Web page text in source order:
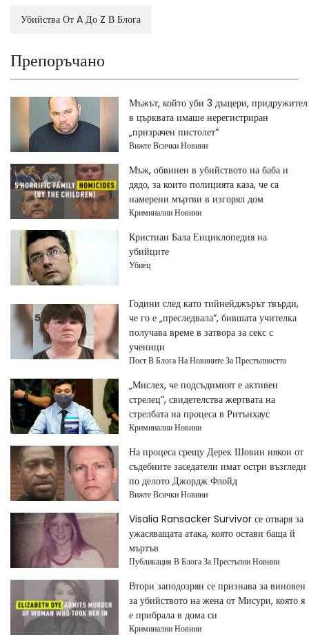
Убийства От A До Z В Блога
Препоръчано
Мъжът, който уби 3 дъщери, придружител
в църквата имаше нерегистриран
„призрачен пистолет“
Вижте Всички Новини
Мъж, обвинен в убийството на баба и
дядо, за които полицията каза, че са
намерени мъртви в изгорял дом
Криминални Новини
Кристиан Бала Енциклопедия на
убийците
Убиец
Години след като тийнейджърът твърди,
че го е „преследвала“, бившата учителка
получава време в затвора за секс с
ученици
Пост В Блога На Новините За Престъпността
„Мислех, че подсъдимият е активен
стрелец“, свидетелства жертвата на
стрелбата на процеса в Ритънхаус
Криминални Новини
На процеса срещу Дерек Шовин някои от
съдебните заседатели имат остри възгледи
по делото Джордж Флойд
Вижте Всички Новини
Visalia Ransacker Survivor се отваря за
ужасяващата атака, която остави баща й
мъртъв
Публикация В Блога За Престъпни Новини
Втори заподозрян се признава за виновен
за убийството на жена от Мисури, която я
е прибрала в дома си
Криминални Новини